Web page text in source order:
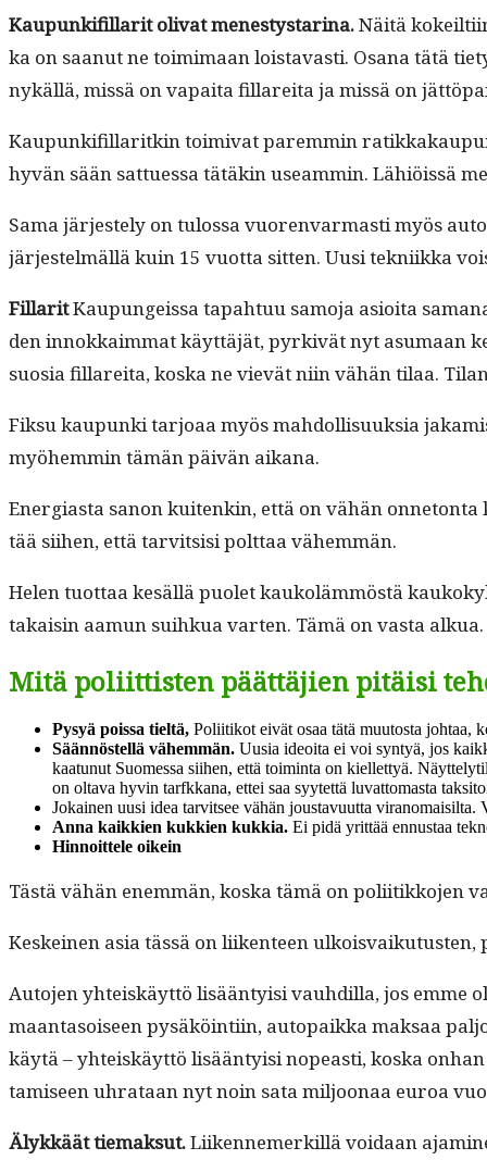
Kaupunki­fil­lar­it oli­vat men­estys­ta­ri­na.Näitä
ka on saanut ne toim­i­maan lois­tavasti. Osana tätä
nykäl­lä, mis­sä on vapai­ta fil­lare­i­ta ja mis­sä on
Kaupunki­fil­lar­itkin toimi­vat parem­min
hyvän sään sattues­sa tätäkin use­am­min. Lähiöis­sä
Sama jär­jeste­ly on tulos­sa vuoren­var­masti myös
jär­jestelmäl­lä kuin 15 vuot­ta sit­ten. Uusi tekni­ik­ka
Fil­lar­itKaupungeis­sa tapah­tuu samo­ja asioi­ta
den innokkaim­mat käyt­täjät, pyrkivät nyt asumaan
suosia fil­lare­i­ta, kos­ka ne vievät niin vähän tilaa.
Fik­su kaupun­ki tar­joaa myös mah­dol­lisuuk­sia
myöhem­min tämän päivän aikana.
Ener­gias­ta sanon kuitenkin, että on vähän
tää siihen, että tarvit­sisi polt­taa vähemmän.
Helen tuot­taa kesäl­lä puo­let kaukoläm­möstä
takaisin aamun suihkua varten. Tämä on vas­ta
Mitä poliittisten päättäjien pitäisi
Pysyä pois­sa tieltä, Poli­itikot eivät osaa tätä muu­tos­ta johtaa,
Sään­nöstel­lä vähem­män. Uusia ideoita ei voi syn­tyä, jos
kaatunut Suomes­sa siihen, että toim­inta on kiel­let­tyä.
on olta­va hyvin tar­fkkana, ettei saa syytet­tä luvat­tomas­ta
Jokainen uusi idea tarvit­see vähän jous­tavu­ut­ta
Anna kaikkien kukkien kukkia. Ei pidä yrit­tää ennus­taa
Hin­noit­tele oikein
Tästä vähän enem­män, kos­ka tämä on poli­itikko­jen
Keskeinen asia tässä on liiken­teen
Auto­jen yhteiskäyt­tö lisään­ty­isi vauhdil­la, jos emme
maan­ta­soiseen pysäköin­ti­in, autopaik­ka mak­saa
käytä – yhteiskäyt­tö lisään­ty­isi nopeasti, kos­ka
tamiseen uhrataan nyt noin sata miljoon­aa euroa
Älykkäät tiemak­sut.Liiken­nemerkil­lä voidaan